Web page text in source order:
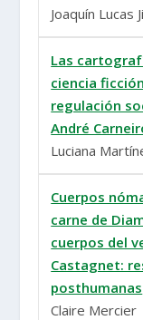
Joaquín Lucas
Las
ciencia
regulación
André
Luciana
Cuerpos
carne de
cuerpos del
Castagnet:
posthumanas
Claire Mercier